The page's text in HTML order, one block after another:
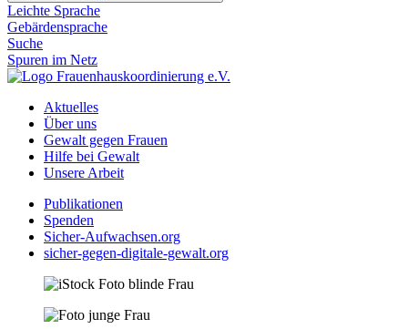
Leichte Sprache
Gebärdensprache
Suche
Spuren im Netz
Aktuelles
Über uns
Gewalt gegen Frauen
Hilfe bei Gewalt
Unsere Arbeit
Publikationen
Spenden
Sicher-Aufwachsen.org
sicher-gegen-digitale-gewalt.org